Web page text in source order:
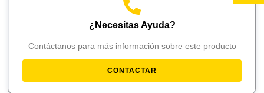
¿Necesitas Ayuda?
Contáctanos para más información sobre este producto
CONTACTAR